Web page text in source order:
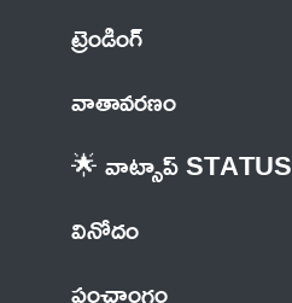
ట్రెండింగ్
వాతావరణం
🌟 వాట్సాప్ STATUS
వినోదం
పంచాంగం